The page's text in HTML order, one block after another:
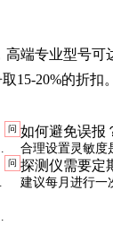
端专业型号
15-20%的折扣。
问 如何避免误报
合理设置灵敏度
清洁，远离其他
问 探测仪需要定
建议每月进行一